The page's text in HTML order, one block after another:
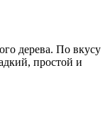
дерева. По вкусу
простой и